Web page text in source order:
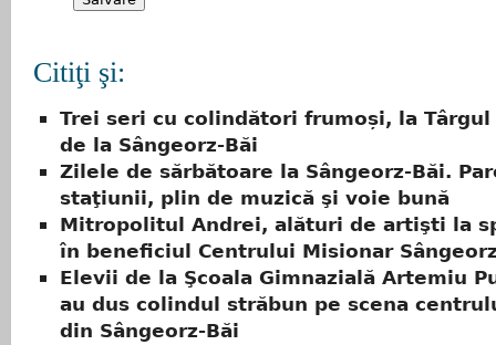
Citiţi şi:
Trei seri cu colindători frumoși, la Târgul
de la Sângeorz-Băi
Zilele de sărbătoare la Sângeorz-Băi.
staţiunii, plin de muzică şi voie bună
Mitropolitul Andrei, alături de artişti la
în beneficiul Centrului Misionar
Elevii de la Şcoala Gimnazială Artemiu
au dus colindul străbun pe scena
din Sângeorz-Băi